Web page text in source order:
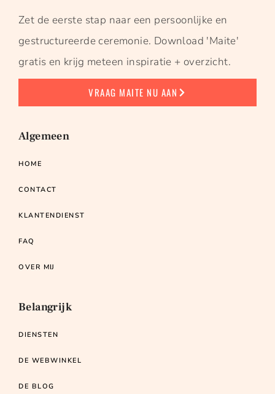
Zet de eerste stap naar een persoonlijke en
gestructureerde ceremonie. Download 'Maite'
gratis en krijg meteen inspiratie + overzicht.
VRAAG MAITE NU AAN
Algemeen
HOME
CONTACT
KLANTENDIENST
FAQ
OVER MIJ
Belangrijk
DIENSTEN
DE WEBWINKEL
DE BLOG